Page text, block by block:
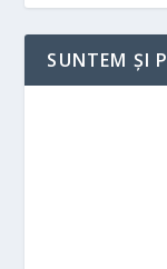
SUNTEM ȘI